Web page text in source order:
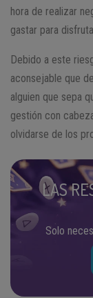
hora de realizar
gastar para
Debido a este
aconsejable que
alguien que sepa
gestión con
olvidarse de los
LAS
Solo